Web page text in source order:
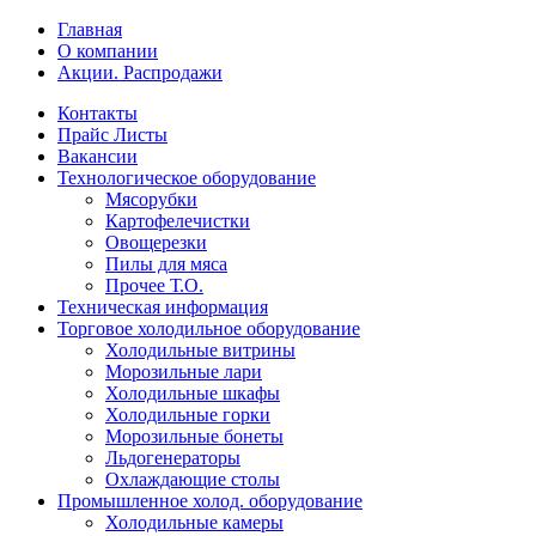
Главная
О компании
Акции. Распродажи
Контакты
Прайс Листы
Вакансии
Технологическое оборудование
Мясорубки
Картофелечистки
Овощерезки
Пилы для мяса
Прочее Т.О.
Техническая информация
Торговое холодильное оборудование
Холодильные витрины
Морозильные лари
Холодильные шкафы
Холодильные горки
Морозильные бонеты
Льдогенераторы
Охлаждающие столы
Промышленное холод. оборудование
Холодильные камеры